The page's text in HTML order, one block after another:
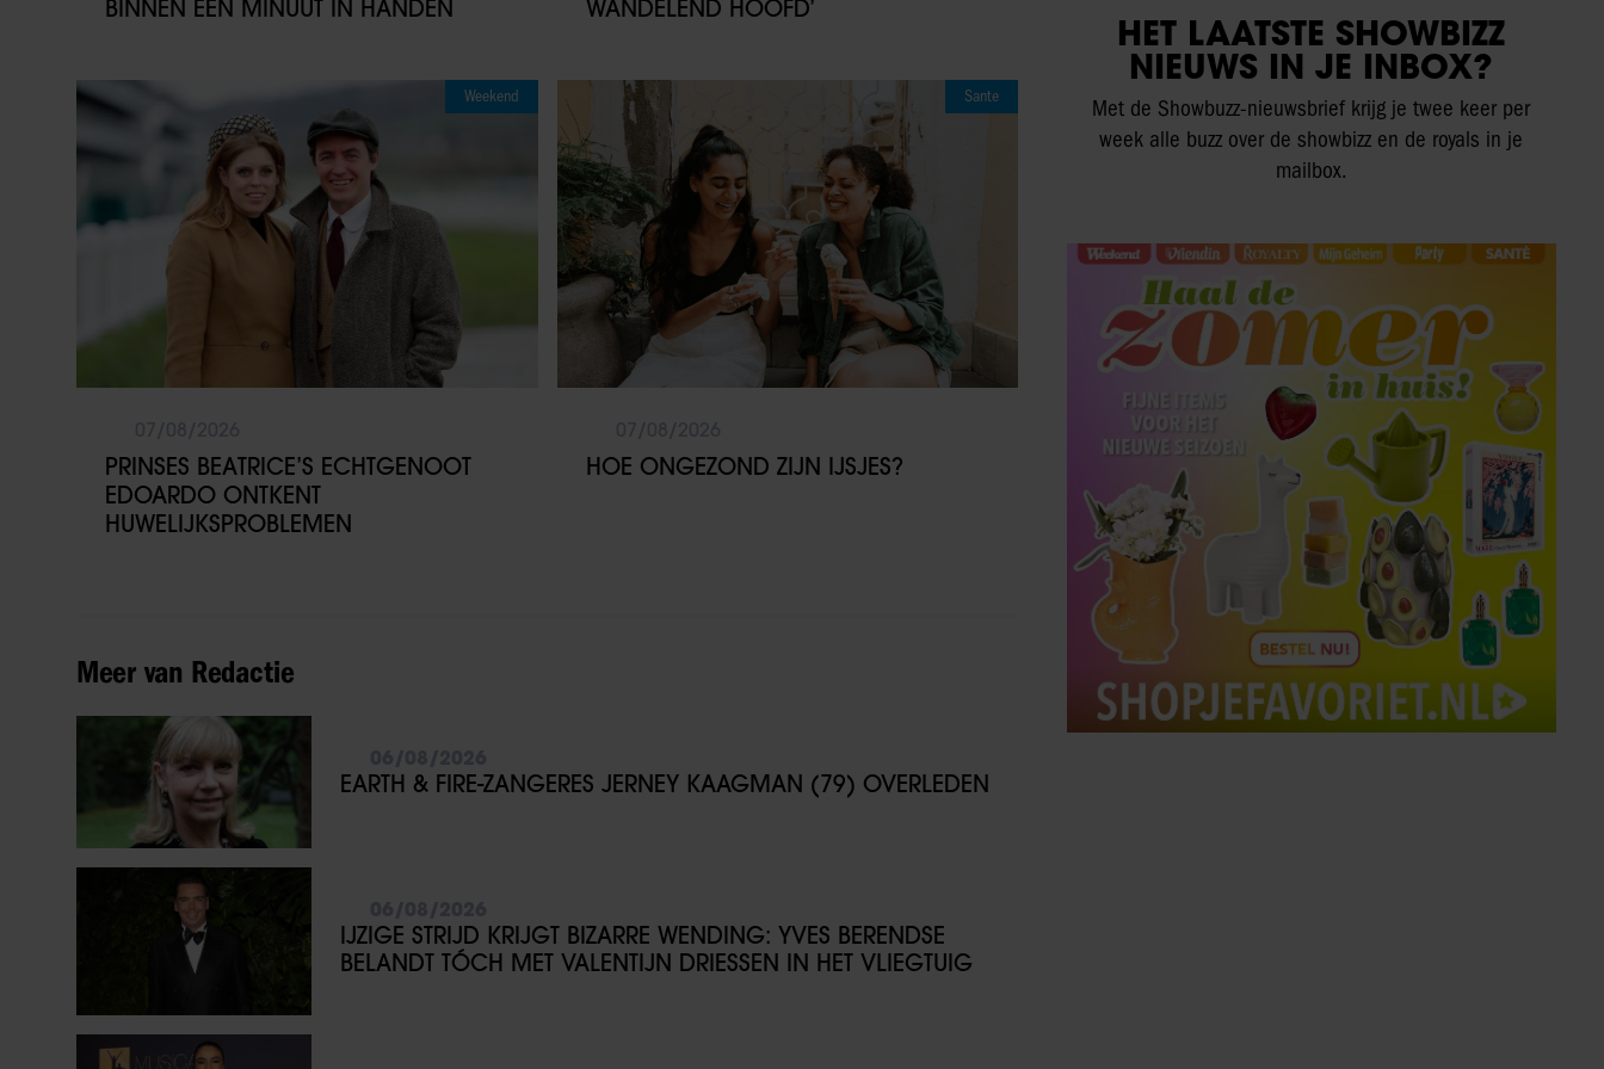
BINNEN ÉÉN MINUUT IN HANDEN
WANDELEND HOOFD’
Weekend
PRINSES BEATRICE’S ECHTGENOOT
EDOARDO ONTKENT
HUWELIJKSPROBLEMEN
Sante
HOE ONGEZOND ZIJN IJSJES?
Meer van Redactie
EARTH & FIRE-ZANGERES JERNEY KAAGMAN (79) OVERLEDEN
IJZIGE STRIJD KRIJGT BIZARRE WENDING: YVES BERENDSE
BELANDT TÓCH MET VALENTIJN DRIESSEN IN HET VLIEGTUIG
HET LAATSTE SHOWBIZZ
NIEUWS IN JE INBOX?
Met de Showbuzz-nieuwsbrief krijg je twee keer per
week alle buzz over de showbizz en de royals in je
mailbox.